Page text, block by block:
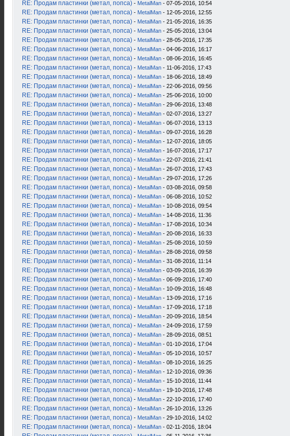
RE: Продам пластинки (метал, попса) - MetalMan - 07-05-2016, 10:54
RE: Продам пластинки (метал, попса) - MetalMan - 12-05-2016, 12:55
RE: Продам пластинки (метал, попса) - MetalMan - 21-05-2016, 16:35
RE: Продам пластинки (метал, попса) - MetalMan - 25-05-2016, 13:04
RE: Продам пластинки (метал, попса) - MetalMan - 28-05-2016, 17:35
RE: Продам пластинки (метал, попса) - MetalMan - 04-06-2016, 16:17
RE: Продам пластинки (метал, попса) - MetalMan - 08-06-2016, 16:45
RE: Продам пластинки (метал, попса) - MetalMan - 11-06-2016, 17:43
RE: Продам пластинки (метал, попса) - MetalMan - 18-06-2016, 18:49
RE: Продам пластинки (метал, попса) - MetalMan - 22-06-2016, 09:56
RE: Продам пластинки (метал, попса) - MetalMan - 25-06-2016, 10:00
RE: Продам пластинки (метал, попса) - MetalMan - 29-06-2016, 13:48
RE: Продам пластинки (метал, попса) - MetalMan - 02-07-2016, 13:27
RE: Продам пластинки (метал, попса) - MetalMan - 06-07-2016, 13:13
RE: Продам пластинки (метал, попса) - MetalMan - 09-07-2016, 16:28
RE: Продам пластинки (метал, попса) - MetalMan - 12-07-2016, 18:05
RE: Продам пластинки (метал, попса) - MetalMan - 16-07-2016, 17:17
RE: Продам пластинки (метал, попса) - MetalMan - 22-07-2016, 21:41
RE: Продам пластинки (метал, попса) - MetalMan - 26-07-2016, 17:43
RE: Продам пластинки (метал, попса) - MetalMan - 29-07-2016, 17:26
RE: Продам пластинки (метал, попса) - MetalMan - 03-08-2016, 09:58
RE: Продам пластинки (метал, попса) - MetalMan - 06-08-2016, 10:52
RE: Продам пластинки (метал, попса) - MetalMan - 10-08-2016, 09:54
RE: Продам пластинки (метал, попса) - MetalMan - 14-08-2016, 11:36
RE: Продам пластинки (метал, попса) - MetalMan - 17-08-2016, 10:34
RE: Продам пластинки (метал, попса) - MetalMan - 20-08-2016, 16:33
RE: Продам пластинки (метал, попса) - MetalMan - 25-08-2016, 10:59
RE: Продам пластинки (метал, попса) - MetalMan - 28-08-2016, 09:58
RE: Продам пластинки (метал, попса) - MetalMan - 31-08-2016, 11:14
RE: Продам пластинки (метал, попса) - MetalMan - 03-09-2016, 16:39
RE: Продам пластинки (метал, попса) - MetalMan - 06-09-2016, 17:40
RE: Продам пластинки (метал, попса) - MetalMan - 10-09-2016, 16:48
RE: Продам пластинки (метал, попса) - MetalMan - 13-09-2016, 17:16
RE: Продам пластинки (метал, попса) - MetalMan - 17-09-2016, 17:18
RE: Продам пластинки (метал, попса) - MetalMan - 20-09-2016, 18:54
RE: Продам пластинки (метал, попса) - MetalMan - 24-09-2016, 17:59
RE: Продам пластинки (метал, попса) - MetalMan - 28-09-2016, 08:51
RE: Продам пластинки (метал, попса) - MetalMan - 01-10-2016, 17:04
RE: Продам пластинки (метал, попса) - MetalMan - 05-10-2016, 10:57
RE: Продам пластинки (метал, попса) - MetalMan - 08-10-2016, 16:25
RE: Продам пластинки (метал, попса) - MetalMan - 12-10-2016, 09:36
RE: Продам пластинки (метал, попса) - MetalMan - 15-10-2016, 11:44
RE: Продам пластинки (метал, попса) - MetalMan - 19-10-2016, 17:48
RE: Продам пластинки (метал, попса) - MetalMan - 22-10-2016, 17:40
RE: Продам пластинки (метал, попса) - MetalMan - 26-10-2016, 13:26
RE: Продам пластинки (метал, попса) - MetalMan - 29-10-2016, 14:02
RE: Продам пластинки (метал, попса) - MetalMan - 02-11-2016, 18:04